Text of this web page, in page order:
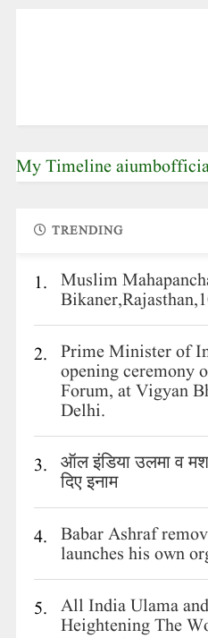
My Timeline
TRENDING
1. Muslim
2. Prime Minister of
opening ceremony
Forum, at Vigyan
Delhi.
3. ऑल इंडिया उलमा व
दिए इनाम
4. Babar Ashraf
launches his own
5. All India Ulama
Heightening The